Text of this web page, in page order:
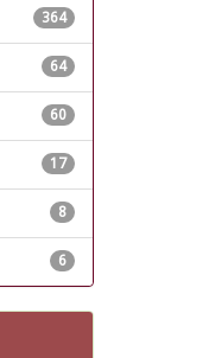
364
64
60
17
8
6